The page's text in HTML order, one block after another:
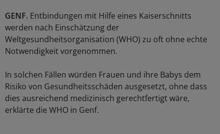
GENF. Entbindungen mit Hilfe eines Kaiserschnitts
werden nach Einschätzung der
Weltgesundheitsorganisation (WHO) zu oft ohne echte
Notwendigkeit vorgenommen.
In solchen Fällen würden Frauen und ihre Babys dem
Risiko von Gesundheitsschäden ausgesetzt, ohne dass
dies ausreichend medizinisch gerechtfertigt wäre,
erklärte die WHO in Genf.